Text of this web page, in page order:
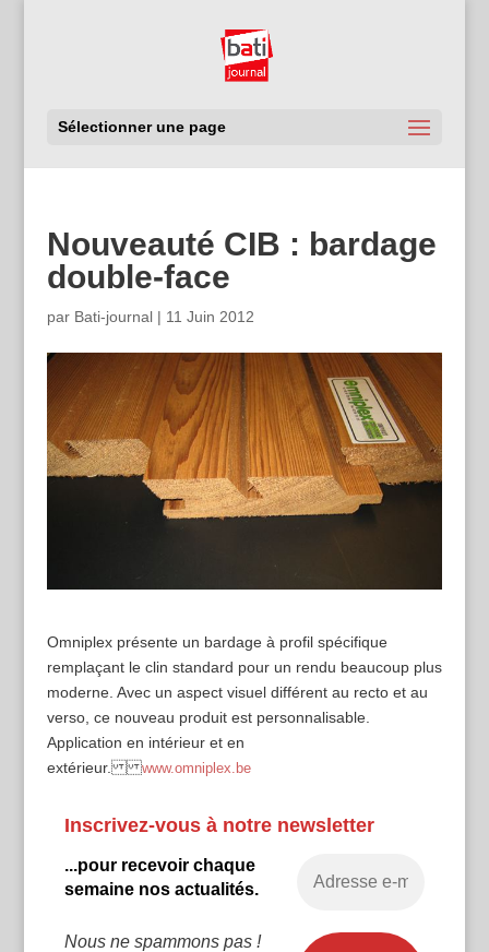
Sélectionner une page
Nouveauté CIB : bardage
double-face
par Bati-journal| 11 Juin 2012
Omniplex présente un bardage à profil spécifique
remplaçant le clin standard pour un rendu beaucoup plus
moderne. Avec un aspect visuel différent au recto et au
verso, ce nouveau produit est personnalisable.
Application en intérieur et en
extérieur.www.omniplex.be
Inscrivez-vous à notre newsletter
...pour recevoir chaque
semaine nos actualités.
Nous ne spammons pas !